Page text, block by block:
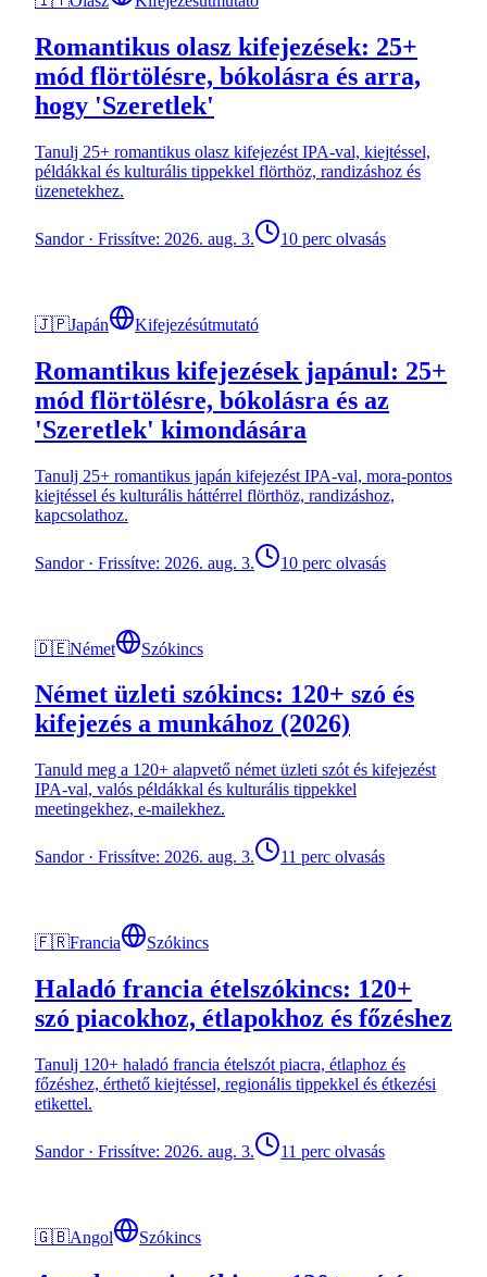
Romantikus olasz kifejezések: 25+
mód flörtölésre, bókolásra és arra,
hogy 'Szeretlek'
Tanulj 25+ romantikus olasz kifejezést IPA-val, kiejtéssel,
példákkal és kulturális tippekkel flörthöz, randizáshoz és
üzenetekhez.
Sandor· Frissítve: 2026. aug. 3. 10 perc olvasás
🇯🇵Japán Kifejezésútmutató
Romantikus kifejezések japánul: 25+
mód flörtölésre, bókolásra és az
'Szeretlek' kimondására
Tanulj 25+ romantikus japán kifejezést IPA-val, mora-pontos
kiejtéssel és kulturális háttérrel flörthöz, randizáshoz,
kapcsolathoz.
Sandor· Frissítve: 2026. aug. 3. 10 perc olvasás
🇩🇪Német Szókincs
Német üzleti szókincs: 120+ szó és
kifejezés a munkához (2026)
Tanuld meg a 120+ alapvető német üzleti szót és kifejezést
IPA-val, valós példákkal és kulturális tippekkel
meetingekhez, e-mailekhez.
Sandor· Frissítve: 2026. aug. 3. 11 perc olvasás
🇫🇷Francia Szókincs
Haladó francia ételszókincs: 120+
szó piacokhoz, étlapokhoz és főzéshez
Tanulj 120+ haladó francia ételszót piacra, étlaphoz és
főzéshez, érthető kiejtéssel, regionális tippekkel és étkezési
etikettel.
Sandor· Frissítve: 2026. aug. 3. 11 perc olvasás
🇬🇧Angol Szókincs